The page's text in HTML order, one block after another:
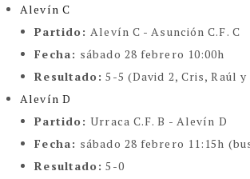
Alevín C
Partido:Alevín C - Asunción C.F. C
Fecha: sábado 28 febrero 10:00h
Resultado: 5-5 (David 2, Cris, Raúl
Alevín D
Partido:Urraca C.F. B - Alevín D
Fecha: sábado 28 febrero 11:15h
Resultado: 5-0